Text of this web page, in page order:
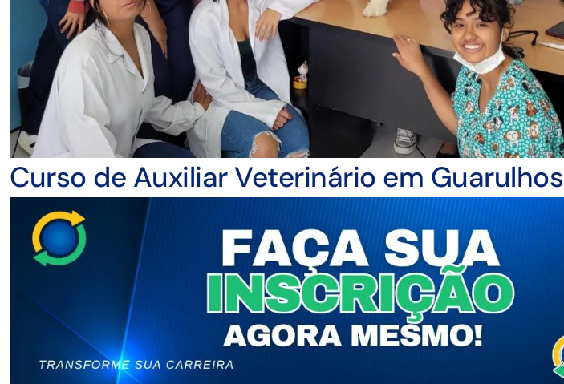
Curso de Auxiliar Veterinário em Guarulhos